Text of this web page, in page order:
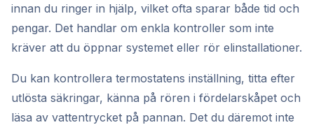
innan du ringer in hjälp, vilket ofta sparar både tid och
pengar. Det handlar om enkla kontroller som inte
kräver att du öppnar systemet eller rör elinstallationer.
Du kan kontrollera termostatens inställning, titta efter
utlösta säkringar, känna på rören i fördelarskåpet och
läsa av vattentrycket på pannan. Det du däremot inte